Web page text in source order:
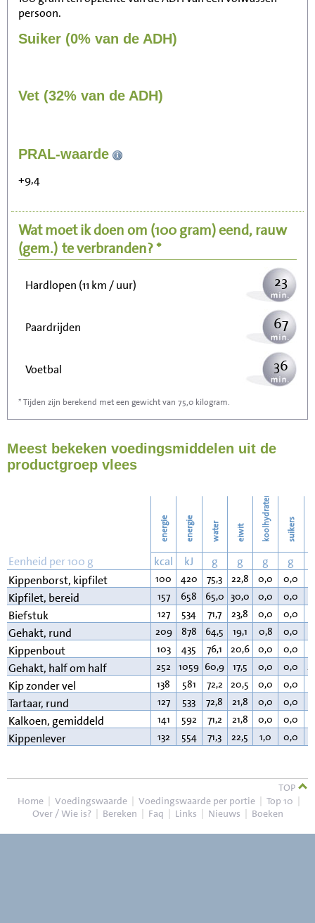
persoon.
Suiker (0% van de ADH)
Vet (32% van de ADH)
PRAL-waarde
+9,4
Wat moet ik doen om (100 gram)eend, rauw
(gem.) te verbranden? *
Zitten, tv kijken
Wandelen (5 km/uur) 59
Hardlopen (11 km / uur) 23
Paardrijden 67
Voetbal 36
Stofzuigen
Strijken 116
133
* Tijden zijn berekend met een gewicht van 75,0 kilogram.
Meest bekeken voedingsmiddelen uit de
productgroep vlees
energie energie water eiwit koolhydraten suikers
Eenheid per 100 g kcal kJ g g g g
Kippenborst, kipfilet
100 420 75,3 22,8 0,0 0,0
Kipfilet, bereid 157 658 65,0 30,0 0,0 0,0
Biefstuk 127 534 71,7 23,8 0,0 0,0
Gehakt, rund 209 878 64,5 19,1 0,8 0,0
Kippenbout 103 435 76,1 20,6 0,0 0,0
Gehakt, half om half 252 1059 60,9 17,5 0,0 0,0
Kip zonder vel 138 581 72,2 20,5 0,0 0,0
Tartaar, rund 127 533 72,8 21,8 0,0 0,0
Kalkoen, gemiddeld 141 592 71,2 21,8 0,0 0,0
Kippenlever 132 554 71,3 22,5 1,0 0,0
TOP
Home | Voedingswaarde | Voedingswaarde per portie | Top 10 |
Over / Wie is? | Bereken | Faq | Links | Nieuws | Boeken